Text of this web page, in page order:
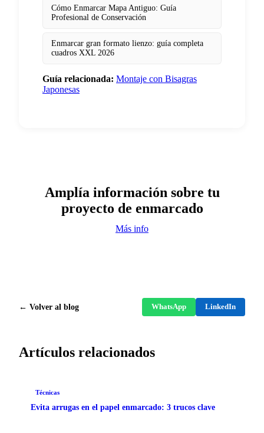
Cómo Enmarcar Mapa Antiguo: Guía
Profesional de Conservación
Enmarcar gran formato lienzo: guía completa
cuadros XXL 2026
Guía relacionada: Montaje con Bisagras
Japonesas
Amplía información sobre tu
proyecto de enmarcado
Más info
← Volver al blog WhatsApp LinkedIn
Artículos relacionados
Técnicas
Evita arrugas en el papel enmarcado: 3 trucos clave